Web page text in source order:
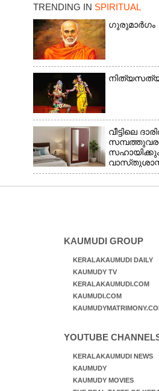
TRENDING IN SPIRITUAL
ഗുരുമാർഗം
വീട്ടിലെ
പറയുന്നത്
KAUMUDI GROUP
KERALAKAUMUDI DAILY
KAUMUDY TV
KERALAKAUMUDI.COM
KAUMUDI.COM
YOUTUBE
KERALAKAUMUDI NEWS
KAUMUDY
KAUMUDY MOVIES